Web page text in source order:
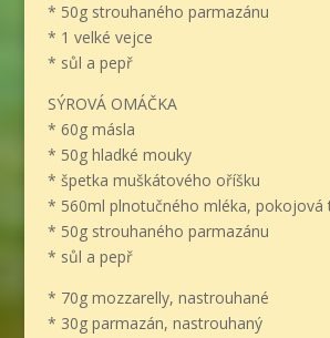
* 50g strouhaného parmazánu
* 1 velké vejce
* sůl a pepř
SÝROVÁ OMÁČKA
* 60g másla
* 50g hladké mouky
* špetka muškátového oříšku
* 560ml plnotučného mléka, pokojová
* 50g strouhaného parmazánu
* sůl a pepř
* 70g mozzarelly, nastrouhané
* 30g parmazán, nastrouhaný